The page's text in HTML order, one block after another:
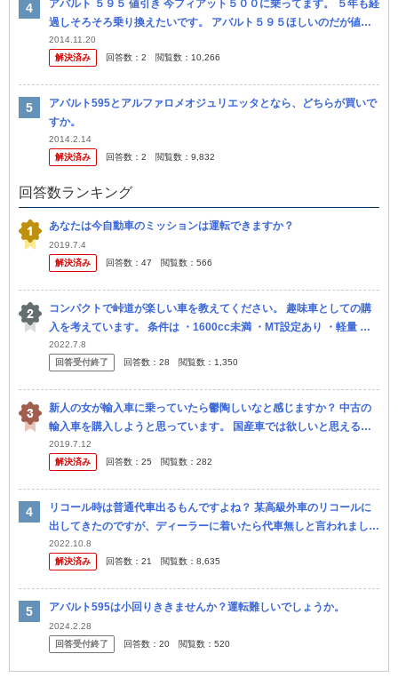
アバルト ５９５ 値引き 今フィアット５００に乗ってます。 ５年も経
過しそろそろ乗り換えたいです。 アバルト５９５ほしいのだが値引
きはありますの？ マフラー無料なら来週 即決考えてます。ムリ...
2014.11.20
解決済み
回答数： 2 閲覧数： 10,266
アバルト595とアルファロメオジュリエッタとなら、どちらが買いで
すか。
2014.2.14
解決済み
回答数： 2 閲覧数： 9,832
回答数ランキング
あなたは今自動車のミッションは運転できますか？
2019.7.4
解決済み
回答数： 47 閲覧数： 566
コンパクトで峠道が楽しい車を教えてください。 趣味車としての購
入を考えています。 条件は ・1600cc未満 ・MT設定あり ・軽量 で
す。 予算は特にありません。 今候補にあるのは ・ダイハ...
2022.7.8
回答受付終了
回答数： 28 閲覧数： 1,350
新人の女が輸入車に乗っていたら鬱陶しいなと感じますか？ 中古の
輸入車を購入しようと思っています。 国産車では欲しいと思える車
がありません。 プジョー308、Audi A1 スポーツバック、ア...
2019.7.12
解決済み
回答数： 25 閲覧数： 282
リコール時は普通代車出るもんですよね？ 某高級外車のリコールに
出してきたのですが、ディーラーに着いたら代車無しと言われまし
た。 他の店で買った中古車ではありますが、電話予約時にも代車に
関して何も...
2022.10.8
解決済み
回答数： 21 閲覧数： 8,635
アバルト595は小回りききませんか？運転難しいでしょうか。
2024.2.28
回答受付終了
回答数： 20 閲覧数： 520